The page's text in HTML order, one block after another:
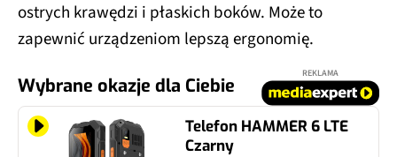
ostrych krawędzi i płaskich boków. Może to
zapewnić urządzeniom lepszą ergonomię.
Wybrane okazje dla Ciebie
REKLAMA
Telefon HAMMER 6 LTE
Czarny